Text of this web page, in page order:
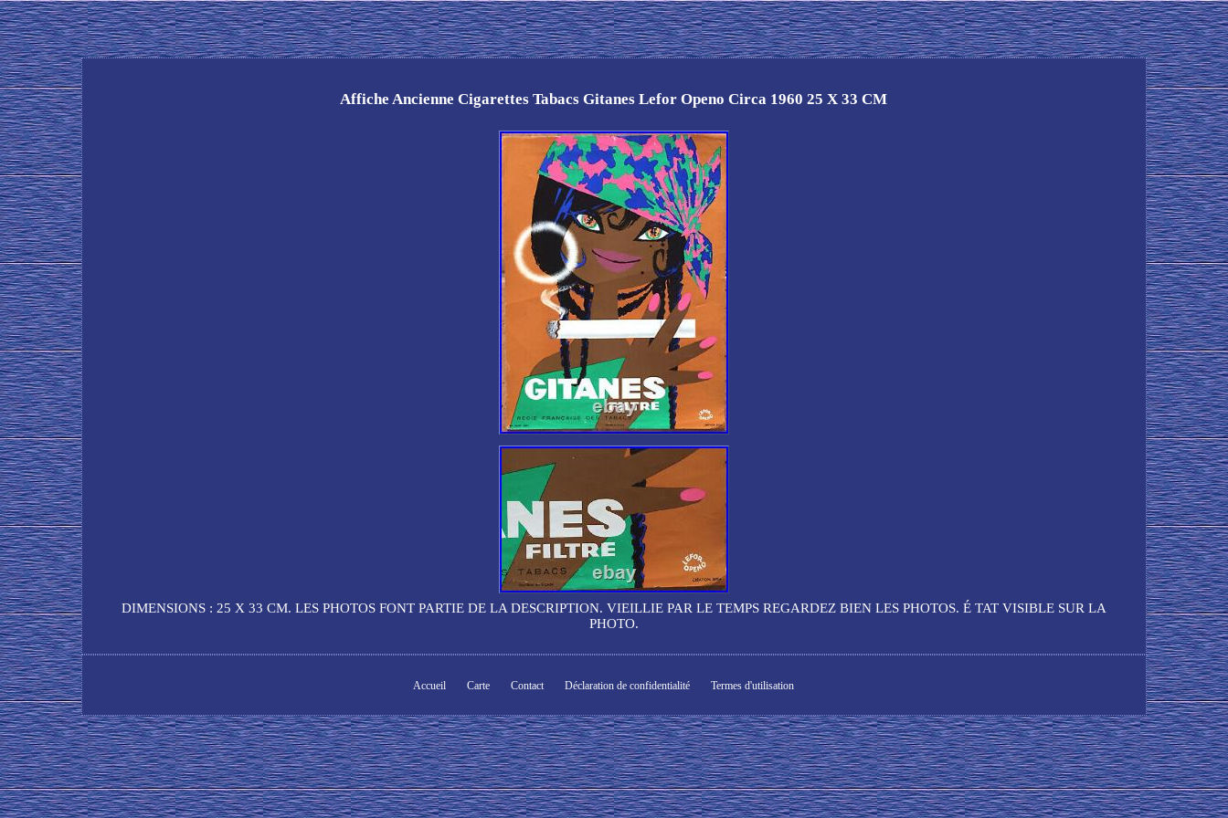
Affiche Ancienne Cigarettes Tabacs Gitanes Lefor Openo Circa 1960 25 X 33 CM
DIMENSIONS : 25 X 33 CM. LES PHOTOS FONT PARTIE DE LA DESCRIPTION. VIEILLIE PAR LE TEMPS REGARDEZ BIEN LES PHOTOS. É TAT VISIBLE SUR LA
PHOTO.
Accueil Carte Contact Déclaration de confidentialité Termes d'utilisation